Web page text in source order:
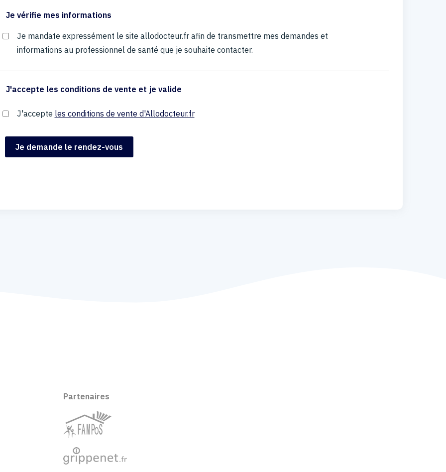
Je vérifie mes informations
Je mandate expressément le site allodocteur.fr afin de transmettre mes demandes et
informations au professionnel de santé que je souhaite contacter.
J'accepte les conditions de vente et je valide
J'accepte les conditions de vente d'Allodocteur.fr
Partenaires